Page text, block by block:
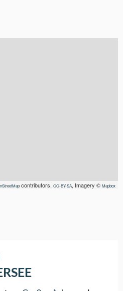
contributors, CC-BY-SA, Imagery © Mapbox